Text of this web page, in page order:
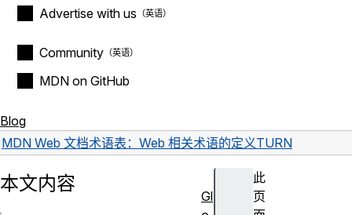
Advertise with us
Community
MDN on GitHub
Blog
MDN Web 文档术语表：Web 相关术语的定义TURN
此
页
本文内容
Gl